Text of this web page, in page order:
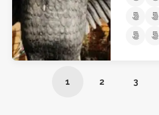
1 2 3